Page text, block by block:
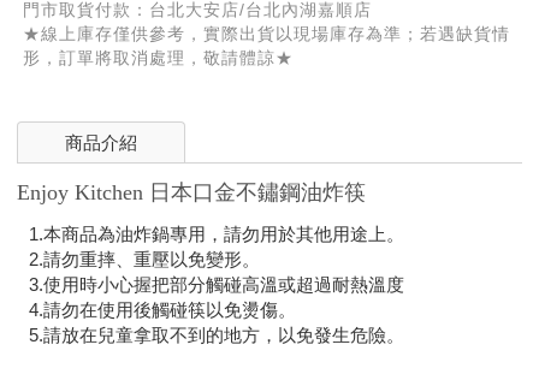
門市取貨付款：台北大安店/台北內湖嘉順店
★線上庫存僅供參考，實際出貨以現場庫存為準；若遇缺貨情
形，訂單將取消處理，敬請體諒★
商品介紹
Enjoy Kitchen 日本口金不鏽鋼油炸筷
1.本商品為油炸鍋專用，請勿用於其他用途上。
2.請勿重摔、重壓以免變形。
3.使用時小心握把部分觸碰高溫或超過耐熱溫度
4.請勿在使用後觸碰筷以免燙傷。
5.請放在兒童拿取不到的地方，以免發生危險。